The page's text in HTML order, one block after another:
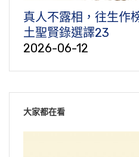
真人不露相，往生作
土聖賢錄選譯23
2026-06-12
大家都在看